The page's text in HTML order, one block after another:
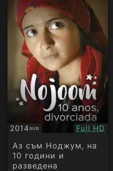
2014SUB
Субтитри Качество:
Full HD
Аз съм Ноджум, на
10 години и
разведена